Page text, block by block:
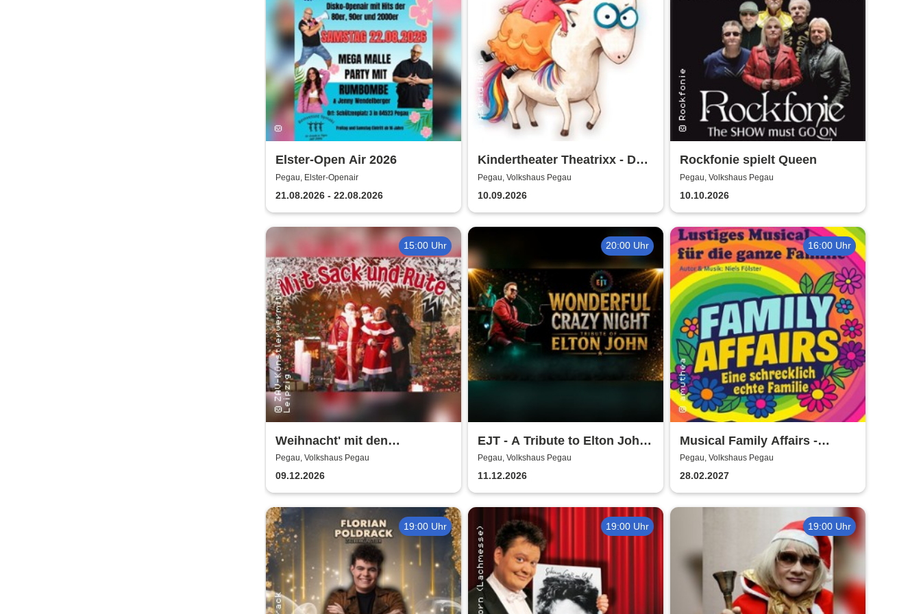
Elster-Open Air 2026
Pegau, Elster-Openair
21.08.2026 - 22.08.2026
Kindertheater Theatrixx - Das
Neinhorn und der Geburtstag
Pegau, Volkshaus Pegau
10.09.2026
Rockfonie spielt Queen
Pegau, Volkshaus Pegau
10.10.2026
15:00 Uhr
Weihnacht' mit den
Holzhäuser Spatzen - Mit
Sack und Rute
Pegau, Volkshaus Pegau
09.12.2026
20:00 Uhr
EJT - A Tribute to Elton John /
Wonderful Crazy Night
Pegau, Volkshaus Pegau
11.12.2026
16:00 Uhr
Musical Family Affairs -
präsentiert von AMuThea
Pegau, Volkshaus Pegau
28.02.2027
19:00 Uhr 19:00 Uhr 19:00 Uhr